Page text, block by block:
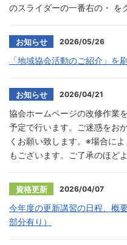
のスライダーの一番右の・ を
2026/05/26
お知らせ
「地域協会活動のご紹介」を
2026/04/21
お知らせ
協会ホームページの改修作
予定で行います。ご迷惑をお
くお願い致します。※場合に
もございます。ご了承のほど
2026/04/07
資格更新
今年度の更新講習の日程、概
部分有り）